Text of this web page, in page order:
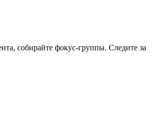
собирайте фокус-группы. Следите за